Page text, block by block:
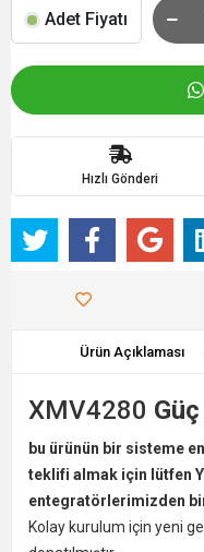
Adet Fiyatı
Hızlı Gönderi
Ürün Açıklaması
XMV4280
bu ürünün bir sisteme
teklifi almak için lütfen
entegratörlerimizden
Kolay kurulum için yeni